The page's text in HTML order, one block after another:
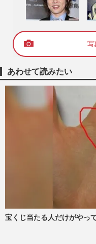
写
あわせて読みたい
宝くじ当たる人だけがやっ